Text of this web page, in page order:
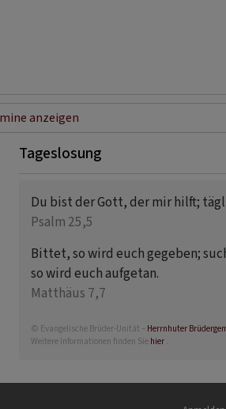
anzeigen
Tageslosung
Du bist der Gott, der mir hilft;
Psalm 25,5
Bittet, so wird euch gegeben;
so wird euch aufgetan.
Matthäus 7,7
© Evangelische Brüder-Unität – Herrnhuter
Weitere Informationen finden Sie hier .